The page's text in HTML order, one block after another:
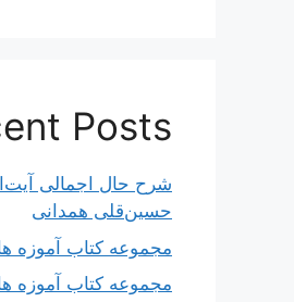
Posts
شرح حال اجمالی
حسین‌قلی همدانی
مجموعه کتاب آموزه
مجموعه کتاب آموزه